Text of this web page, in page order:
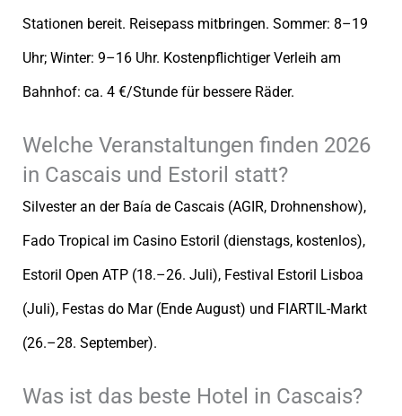
Stationen bereit. Reisepass mitbringen. Sommer: 8–19
Uhr; Winter: 9–16 Uhr. Kostenpflichtiger Verleih am
Bahnhof: ca. 4 €/Stunde für bessere Räder.
Welche Veranstaltungen finden 2026
in Cascais und Estoril statt?
Silvester an der Baía de Cascais (AGIR, Drohnenshow),
Fado Tropical im Casino Estoril (dienstags, kostenlos),
Estoril Open ATP (18.–26. Juli), Festival Estoril Lisboa
(Juli), Festas do Mar (Ende August) und FIARTIL-Markt
(26.–28. September).
Was ist das beste Hotel in Cascais?